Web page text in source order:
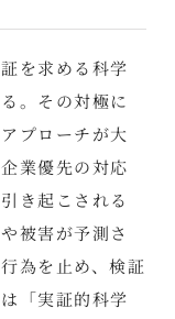
を求める科学
。その対極に
プローチが大
業優先の対応
き起こされる
被害が予測さ
為を止め、検証
「実証的科学